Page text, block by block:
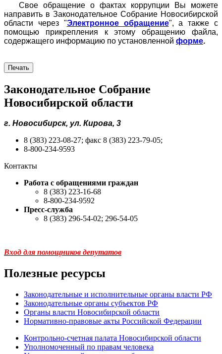
Свое обращение о фактах коррупции Вы можете
направить в Законодательное Собрание Новосибирской
области через "Электронное обращение", а также с
помощью прикрепления к этому обращению файла,
содержащего информацию по установленной форме.
Печать
Законодательное Собрание
Новосибирской области
г. Новосибирск, ул. Кирова, 3
8 (383) 223-08-27; факс 8 (383) 223-79-05;
8-800-234-9593
Контакты
Работа с обращениями граждан
8 (383) 223-16-68
8-800-234-9592
Пресс-служба
8 (383) 296-54-02; 296-54-05
Вход для помощников депутатов
Полезные ресурсы
Законодательные и исполнительные органы власти РФ
Законодательные органы субъектов РФ
Органы власти Новосибирской области
Нормативно-правовые акты Российской Федерации
Контрольно-счетная палата Новосибирской области
Уполномоченный по правам человека